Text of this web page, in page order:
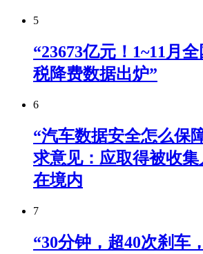
5
“23673亿元！1~11月
税降费数据出炉”
6
“汽车数据安全怎么保
求意见：应取得被收
在境内
7
“30分钟，超40次刹车